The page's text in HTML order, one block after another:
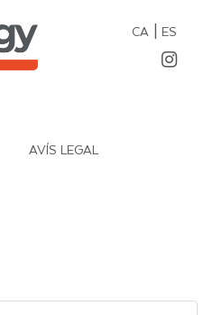
CA| ES
AVÍS LEGAL